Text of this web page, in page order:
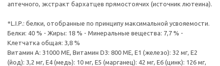
аптечного, экстракт бархатцев прямостоячих (источник лютеина).
*L.I.P.: белки, отобранные по принципу максимальной усвояемости.
Белки: 40 % - Жиры: 18 % - Минеральные вещества: 7,7 % -
Клетчатка общая: 3,8 %
Витамин A: 31000 ME, Витамин D3: 800 ME, E1 (железо): 32 мг, E2
(йод): 3,2 мг, E4 (медь): 10 мг, E5 (марганец): 42 мг, E6 (цинк): 126 мг,